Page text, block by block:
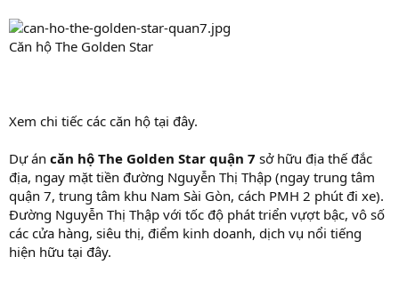
Căn hộ The Golden Star
Xem chi tiếc các căn hộ tại đây.
Dự án căn hộ The Golden Star quận 7 sở hữu địa thế đắc
địa, ngay mặt tiền đường Nguyễn Thị Thập (ngay trung tâm
quận 7, trung tâm khu Nam Sài Gòn, cách PMH 2 phút đi xe).
Đường Nguyễn Thị Thập với tốc độ phát triển vựợt bậc, vô số
các cửa hàng, siêu thị, điểm kinh doanh, dịch vụ nổi tiếng
hiện hữu tại đây.